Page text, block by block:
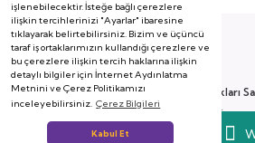
işlenebilecektir. İsteğe bağlı çerezlere
ilişkin tercihlerinizi "Ayarlar" ibaresine
tıklayarak belirtebilirsiniz. Bizim ve üçüncü
taraf iş ortaklarımızın kullandığı çerezlere ve
bu çerezlere ilişkin tercih haklarına ilişkin
detaylı bilgiler için İnternet Aydınlatma
Metnini ve Çerez Politikamızı
inceleyebilirsiniz. Çerez Bilgileri
Kabul Et
2026 Copyright, Tüm Hakları
Soyserin Grup Mobilya A.Ş